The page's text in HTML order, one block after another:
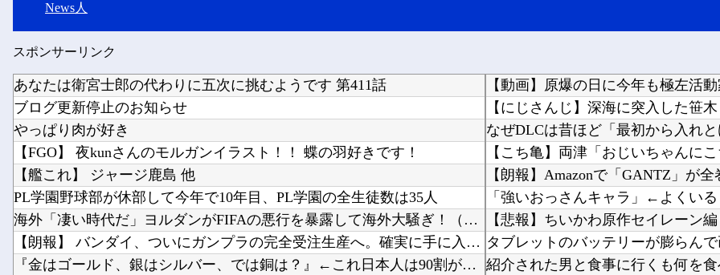
News人
スポンサーリンク
あなたは衛宮士郎の代わりに五次に挑むようです 第411話
ブログ更新停止のお知らせ
やっぱり肉が好き
【FGO】 夜kunさんのモルガンイラスト！！ 蝶の羽好きです！
【艦これ】 ジャージ鹿島 他
PL学園野球部が休部して今年で10年目、PL学園の全生徒数は35人
海外「凄い時代だ」ヨルダンがFIFAの悪行を暴露して海外大騒ぎ！（海外の反応）
【朗報】 バンダイ、ついにガンプラの完全受注生産へ。確実に手に入るなら一年でも待てる？
『金はゴールド、銀はシルバー、では銅は？』←これ日本人は90割が間違うらしいｗｗｗｗｗ
【にじさんじ】深海に突入した笹
なぜDLCは昔ほど「最初から入れ
【朗報】Amazonで「GANTZ」が全
タブレットのバッテリーが膨らん